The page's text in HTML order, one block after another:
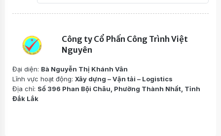
Công ty Cổ Phấn Công Trình Việt
Nguyên
Đại diện: Bà Nguyễn Thị Khánh Vân
Lĩnh vực hoạt động: Xây dựng – Vận tải – Logistics
Địa chỉ: Số 396 Phan Bội Châu, Phường Thành Nhất, Tỉnh
Đắk Lắk